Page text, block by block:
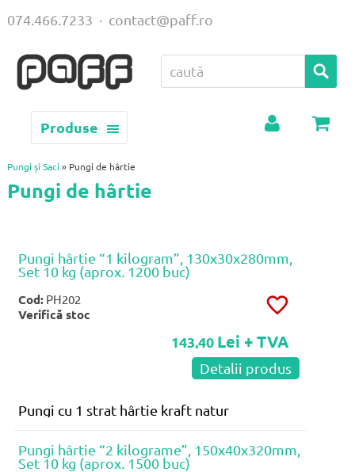
Produse
074.466.7233 · contact@paff.ro
Pungi și Saci » Pungi de hârtie
Pungi de hârtie
Pungi hârtie “1 kilogram”, 130x30x280mm,
Set 10 kg (aprox. 1200 buc)
Cod: PH202
Verifică stoc
143,40 Lei + TVA
Pungi cu 1 strat hârtie kraft natur
Detalii produs
Pungi hârtie “2 kilograme”, 150x40x320mm,
Set 10 kg (aprox. 1500 buc)